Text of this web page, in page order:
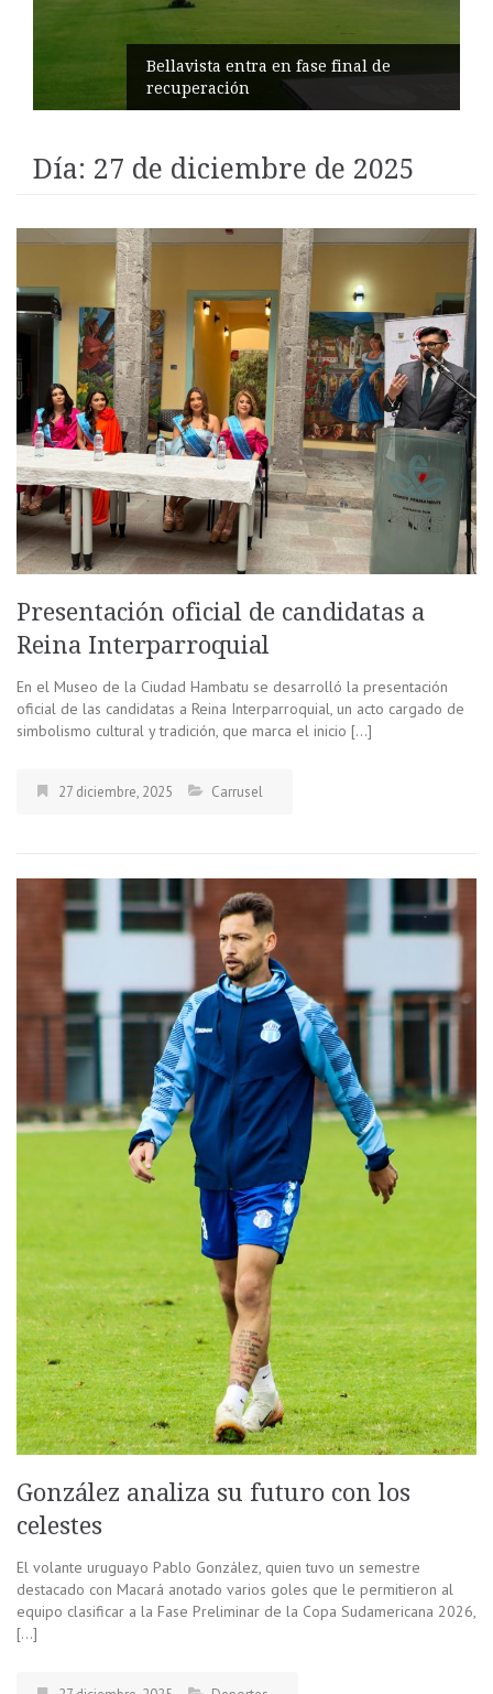
Impulsan turismo comunitario en
Pilahuín
Día: 27 de diciembre de 2025
Presentación oficial de candidatas a
Reina Interparroquial
En el Museo de la Ciudad Hambatu se desarrolló la presentación
oficial de las candidatas a Reina Interparroquial, un acto cargado de
simbolismo cultural y tradición, que marca el inicio […]
27 diciembre, 2025 Carrusel
González analiza su futuro con los
celestes
El volante uruguayo Pablo González, quien tuvo un semestre
destacado con Macará anotado varios goles que le permitieron al
equipo clasificar a la Fase Preliminar de la Copa Sudamericana 2026,
[…]